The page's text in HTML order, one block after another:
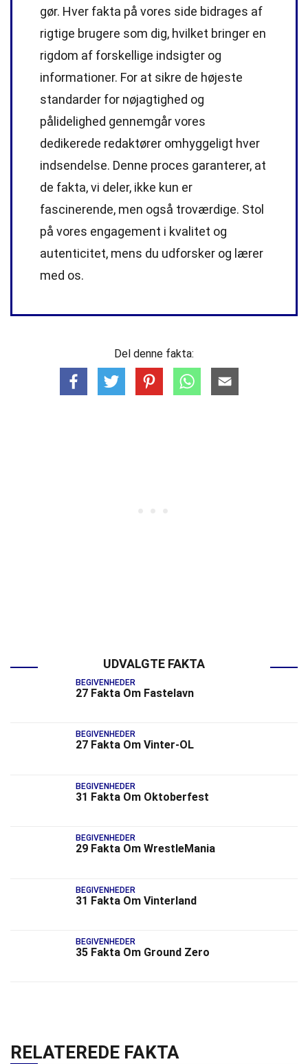
gør. Hver fakta på vores side bidrages af
rigtige brugere som dig, hvilket bringer en
rigdom af forskellige indsigter og
informationer. For at sikre de højeste
standarder for nøjagtighed og
pålidelighed gennemgår vores
dedikerede redaktører omhyggeligt hver
indsendelse. Denne proces garanterer, at
de fakta, vi deler, ikke kun er
fascinerende, men også troværdige. Stol
på vores engagement i kvalitet og
autenticitet, mens du udforsker og lærer
med os.
Del denne fakta:
UDVALGTE FAKTA
BEGIVENHEDER
27 Fakta Om Fastelavn
BEGIVENHEDER
27 Fakta Om Vinter-OL
BEGIVENHEDER
31 Fakta Om Oktoberfest
BEGIVENHEDER
29 Fakta Om WrestleMania
BEGIVENHEDER
31 Fakta Om Vinterland
BEGIVENHEDER
35 Fakta Om Ground Zero
RELATEREDE FAKTA